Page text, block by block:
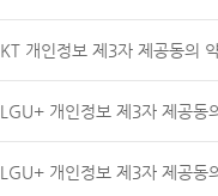
KT 개인정보 제3자 제공동의
LGU+ 개인정보 제3자 제공
LGU+ 개인정보 제3자 제공동